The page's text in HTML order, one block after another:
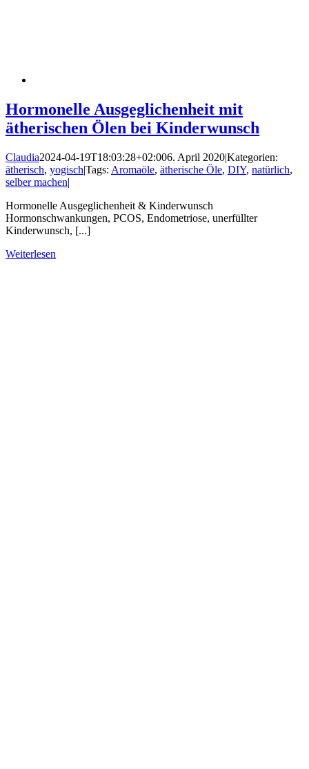
Hormonelle Ausgeglichenheit mit
ätherischen Ölen bei Kinderwunsch
Claudia2024-04-19T18:03:28+02:006. April 2020|Kategorien:
ätherisch, yogisch|Tags: Aromaöle, ätherische Öle, DIY, natürlich,
selber machen|
Hormonelle Ausgeglichenheit & Kinderwunsch
Hormonschwankungen, PCOS, Endometriose, unerfüllter
Kinderwunsch, [...]
Weiterlesen